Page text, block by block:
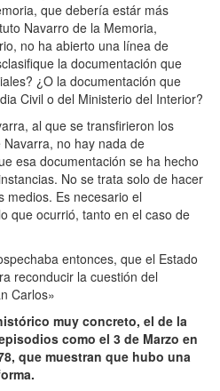
que debería estár más
Navarro de la Memoria,
no ha abierto una línea de
la documentación que
¿O la documentación que
Civil o del Ministerio del Interior?
al que se transfirieron los
no hay nada de
esa documentación se ha hecho
No se trata solo de hacer
medios. Es necesario el
que ocurrió, tanto en el caso de
entonces, que el Estado
reconducir la cuestión del
Carlos»
muy concreto, el de la
como el 3 de Marzo en
que muestran que hubo una